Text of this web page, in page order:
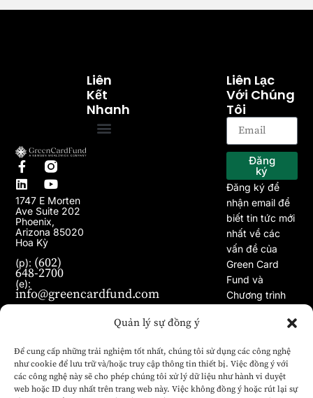
Quản lý sự đồng ý
Để cung cấp những trải nghiệm tốt nhất, chúng tôi sử dụng các công nghệ
như cookie để lưu trữ và/hoặc truy cập thông tin thiết bị. Việc đồng ý với
các công nghệ này sẽ cho phép chúng tôi xử lý dữ liệu như hành vi duyệt
web hoặc ID duy nhất trên trang web này. Việc không đồng ý hoặc rút lại sự
1747 E Morten
Ave Suite 202
Phoenix,
Arizona 85020
Hoa Kỳ
(p): (602)
648-2700
(e):
info@greencardfund.com
Liên
Kết
Nhanh
Liên Lạc
Với Chúng
Tôi
Đăng
ký
Đăng ký để
nhận email để
biết tin tức mới
nhất về các
vấn đề của
Green Card
Fund và
Chương trình